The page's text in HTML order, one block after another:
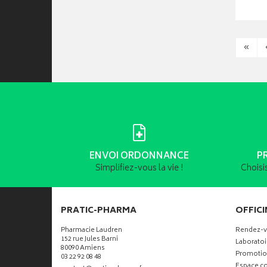
«
ENVOI ORDONNANCE
Simplifiez-vous la vie !
PRATIC-PHARMA
Pharmacie Laudren
152 rue Jules Barni
80090 Amiens
03 22 92 08 48
Rendez-